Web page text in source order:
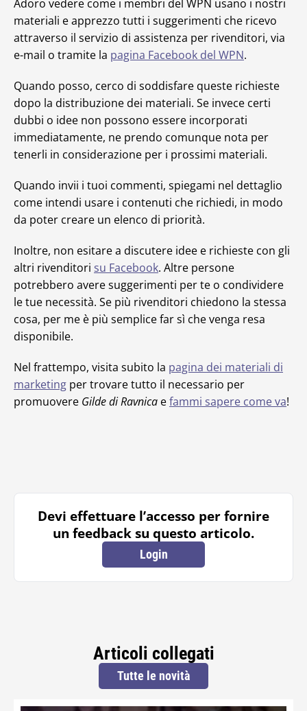
Adoro vedere come i membri del WPN usano i nostri
materiali e apprezzo tutti i suggerimenti che ricevo
attraverso il servizio di assistenza per rivenditori, via
e-mail o tramite la pagina Facebook del WPN.
Quando posso, cerco di soddisfare queste richieste
dopo la distribuzione dei materiali. Se invece certi
dubbi o idee non possono essere incorporati
immediatamente, ne prendo comunque nota per
tenerli in considerazione per i prossimi materiali.
Quando invii i tuoi commenti, spiegami nel dettaglio
come intendi usare i contenuti che richiedi, in modo
da poter creare un elenco di priorità.
Inoltre, non esitare a discutere idee e richieste con gli
altri rivenditori su Facebook. Altre persone
potrebbero avere suggerimenti per te o condividere
le tue necessità. Se più rivenditori chiedono la stessa
cosa, per me è più semplice far sì che venga resa
disponibile.
Nel frattempo, visita subito la pagina dei materiali di
marketing per trovare tutto il necessario per
promuovere Gilde di Ravnica efammi sapere come va!
Devi effettuare l’accesso per fornire
un feedback su questo articolo.
Login
Articoli collegati
Tutte le novità